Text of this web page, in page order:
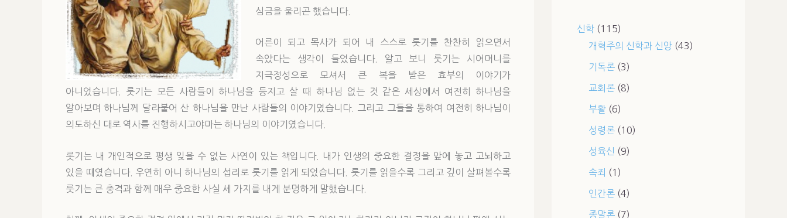
심금을 울리곤 했습니다.
어른이 되고 목사가 되어 내 스스로 룻기를 찬찬히 읽으면서
속았다는 생각이 들었습니다. 알고 보니 룻기는 시어머니를
지극정성으로 모셔서 큰 복을 받은 효부의 이야기가
아니었습니다. 룻기는 모든 사람들이 하나님을 등지고 살 때 하나님 없는 것 같은 세상에서 여전히 하나님을
알아보며 하나님께 달라붙어 산 하나님을 만난 사람들의 이야기였습니다. 그리고 그들을 통하여 여전히 하나님이
의도하신 대로 역사를 진행하시고야마는 하나님의 이야기였습니다.
롯기는 내 개인적으로 평생 잊을 수 없는 사연이 있는 책입니다. 내가 인생의 중요한 결정을 앞에 놓고 고뇌하고
있을 때였습니다. 우연히 아니 하나님의 섭리로 룻기를 읽게 되었습니다. 룻기를 읽을수록 그리고 깊이 살펴볼수록
룻기는 큰 충격과 함께 매우 중요한 사실 세 가지를 내게 분명하게 말했습니다.
신학(115)
개혁주의 신학과 신앙(43)
기독론(3)
교회론(8)
부활(6)
성령론(10)
성육신 (9)
속죄 (1)
인간론(4)
종말론(7)